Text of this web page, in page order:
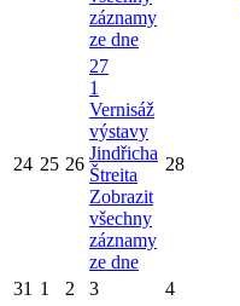
záznamy
ze dne
24 25 26
27
1
Vernisáž
výstavy
Jindřicha
Štreita
Zobrazit
všechny
záznamy
ze dne
28
31 1 2 3 4